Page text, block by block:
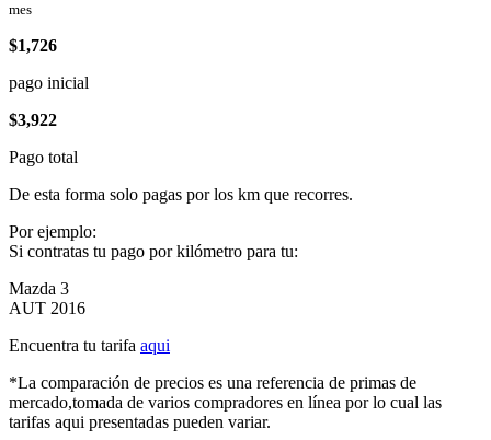
mes
$1,726
pago inicial
$3,922
Pago total
De esta forma solo pagas por los km que recorres.
Por ejemplo:
Si contratas tu pago por kilómetro para tu:
Mazda 3
AUT 2016
Encuentra tu tarifa aqui
*La comparación de precios es una referencia de primas de
mercado,tomada de varios compradores en línea por lo cual las
tarifas aqui presentadas pueden variar.